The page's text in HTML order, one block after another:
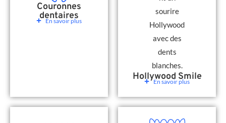
Couronnes
dentaires
En savoir plus
Hollywood Smile
En savoir plus